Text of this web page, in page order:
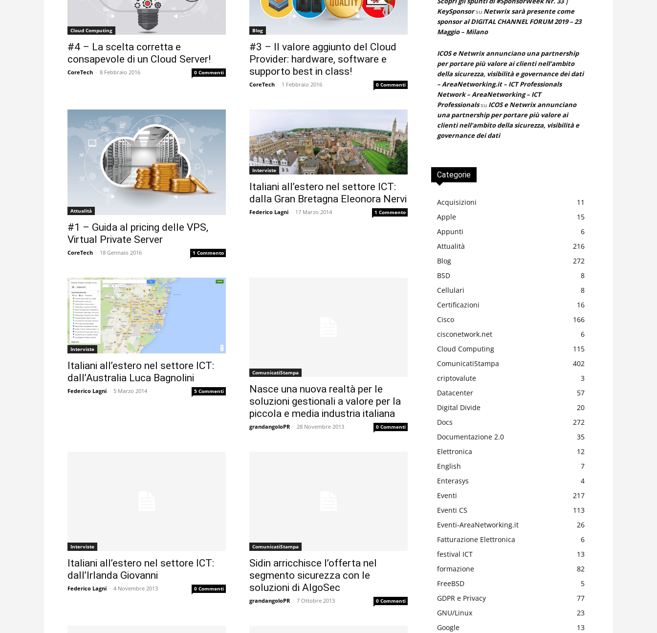
Cloud Computing
#4 – La scelta corretta e
consapevole di un Cloud Server!
CoreTech - 8 Febbraio 2016 0 Commenti
Blog
#3 – Il valore aggiunto del Cloud
Provider: hardware, software e
supporto best in class!
CoreTech - 1 Febbraio 2016 0 Commenti
Attualità
#1 – Guida al pricing delle VPS,
Virtual Private Server
CoreTech - 18 Gennaio 2016 1 Commento
Interviste
Italiani all’estero nel settore ICT:
dalla Gran Bretagna Eleonora Nervi
Federico Lagni - 17 Marzo 2014 1 Commento
Interviste
Italiani all’estero nel settore ICT:
dall’Australia Luca Bagnolini
Federico Lagni - 5 Marzo 2014 5 Commenti
ComunicatiStampa
Nasce una nuova realtà per le
soluzioni gestionali a valore per la
piccola e media industria italiana
grandangoloPR - 28 Novembre 2013 0 Commenti
Interviste
Italiani all’estero nel settore ICT:
dall’Irlanda Giovanni
Federico Lagni - 4 Novembre 2013 0 Commenti
ComunicatiStampa
Sidin arricchisce l’offerta nel
segmento sicurezza con le
soluzioni di AlgoSec
grandangoloPR - 7 Ottobre 2013 0 Commenti
KeySponsorsu Netwrix sarà presente come
sponsor al DIGITAL CHANNEL FORUM 2019 – 23
Maggio – Milano
ICOS e Netwrix annunciano una partnership
per portare più valore ai clienti nell’ambito
della sicurezza, visibilità e governance dei dati
– AreaNetworking.it – ICT Professionals
Network – AreaNetworking – ICT
Professionalssu ICOS e Netwrix annunciano
una partnership per portare più valore ai
clienti nell’ambito della sicurezza, visibilità e
governance dei dati
Categorie
Acquisizioni
11
Apple
15
Appunti
6
Attualità
216
Blog
272
BSD
8
Cellulari
8
Certificazioni
16
Cisco
166
cisconetwork.net
6
Cloud Computing
115
ComunicatiStampa
402
criptovalute
3
Datacenter
57
Digital Divide
20
Docs
272
Documentazione 2.0
35
Elettronica
12
English
7
Enterasys
4
Eventi
217
Eventi CS
113
Eventi-AreaNetworking.it
26
Fatturazione Elettronica
6
festival ICT
13
formazione
82
FreeBSD
5
GDPR e Privacy
77
GNU/Linux
23
Google
13